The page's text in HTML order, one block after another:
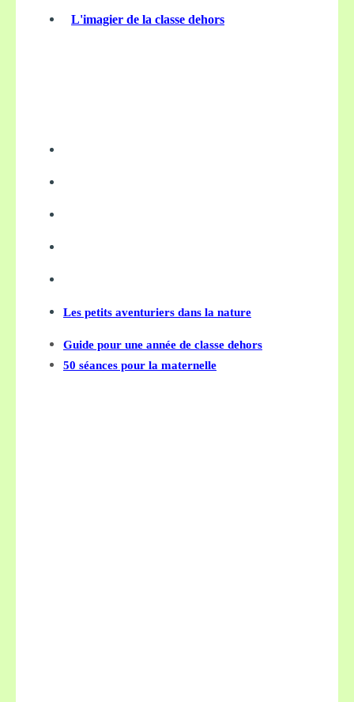
L'imagier de la classe dehors
Les petits aventuriers dans la nature
Guide pour une année de classe dehors
50 séances pour la maternelle